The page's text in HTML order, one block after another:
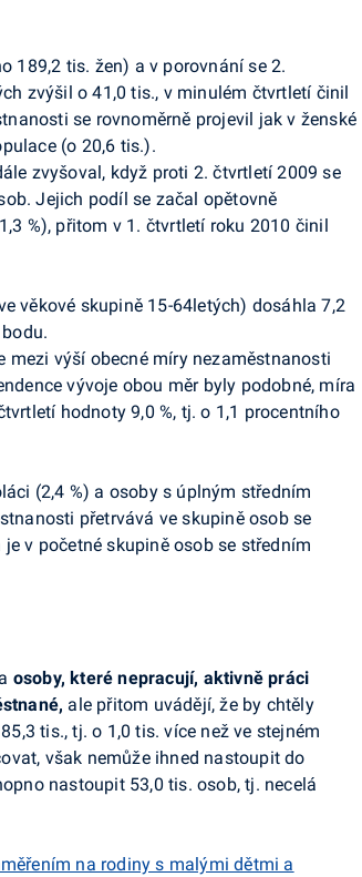
189,2 tis. žen) a v porovnání se 2.
zvýšil o 41,0 tis., v minulém čtvrtletí činil
se rovnoměrně projevil jak v ženské
(o 20,6 tis.).
zvyšoval, když proti 2. čtvrtletí 2009 se
Jejich podíl se začal opětovně
%), přitom v 1. čtvrtletí roku 2010 činil
věkové skupině 15-64letých) dosáhla 7,2
výší obecné míry nezaměstnanosti
vývoje obou měr byly podobné, míra
hodnoty 9,0 %, tj. o 1,1 procentního
(2,4 %) a osoby s úplným středním
přetrvává ve skupině osob se
v početné skupině osob se středním
osoby, které nepracují, aktivně práci
ale přitom uvádějí, že by chtěly
tis., tj. o 1,0 tis. více než ve stejném
však nemůže ihned nastoupit do
nastoupit 53,0 tis. osob, tj. necelá
na rodiny s malými dětmi a